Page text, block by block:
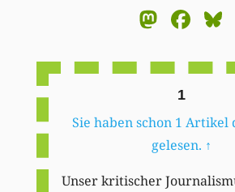
1
Sie haben schon 1
gelesen. ↑
Unser kritischer